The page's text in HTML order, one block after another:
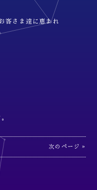
客さま達に恵まれ
次のページ »